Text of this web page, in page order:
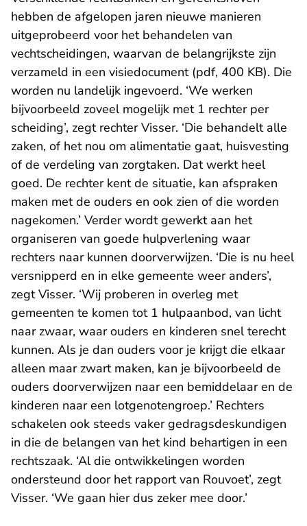
hebben de afgelopen jaren nieuwe manieren
uitgeprobeerd voor het behandelen van
vechtscheidingen, waarvan de belangrijkste zijn
verzameld in een visiedocument (pdf, 400 KB). Die
worden nu landelijk ingevoerd. ‘We werken
bijvoorbeeld zoveel mogelijk met 1 rechter per
scheiding’, zegt rechter Visser. ‘Die behandelt alle
zaken, of het nou om alimentatie gaat, huisvesting
of de verdeling van zorgtaken. Dat werkt heel
goed. De rechter kent de situatie, kan afspraken
maken met de ouders en ook zien of die worden
nagekomen.’ Verder wordt gewerkt aan het
organiseren van goede hulpverlening waar
rechters naar kunnen doorverwijzen. ‘Die is nu heel
versnipperd en in elke gemeente weer anders’,
zegt Visser. ‘Wij proberen in overleg met
gemeenten te komen tot 1 hulpaanbod, van licht
naar zwaar, waar ouders en kinderen snel terecht
kunnen. Als je dan ouders voor je krijgt die elkaar
alleen maar zwart maken, kan je bijvoorbeeld de
ouders doorverwijzen naar een bemiddelaar en de
kinderen naar een lotgenotengroep.’ Rechters
schakelen ook steeds vaker gedragsdeskundigen
in die de belangen van het kind behartigen in een
rechtszaak. ‘Al die ontwikkelingen worden
ondersteund door het rapport van Rouvoet’, zegt
Visser. ‘We gaan hier dus zeker mee door.’